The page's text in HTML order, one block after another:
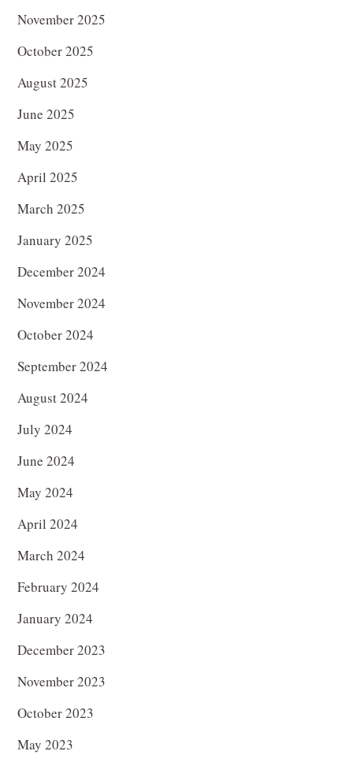
November 2025
October 2025
August 2025
June 2025
May 2025
April 2025
March 2025
January 2025
December 2024
November 2024
October 2024
September 2024
August 2024
July 2024
June 2024
May 2024
April 2024
March 2024
February 2024
January 2024
December 2023
November 2023
October 2023
May 2023